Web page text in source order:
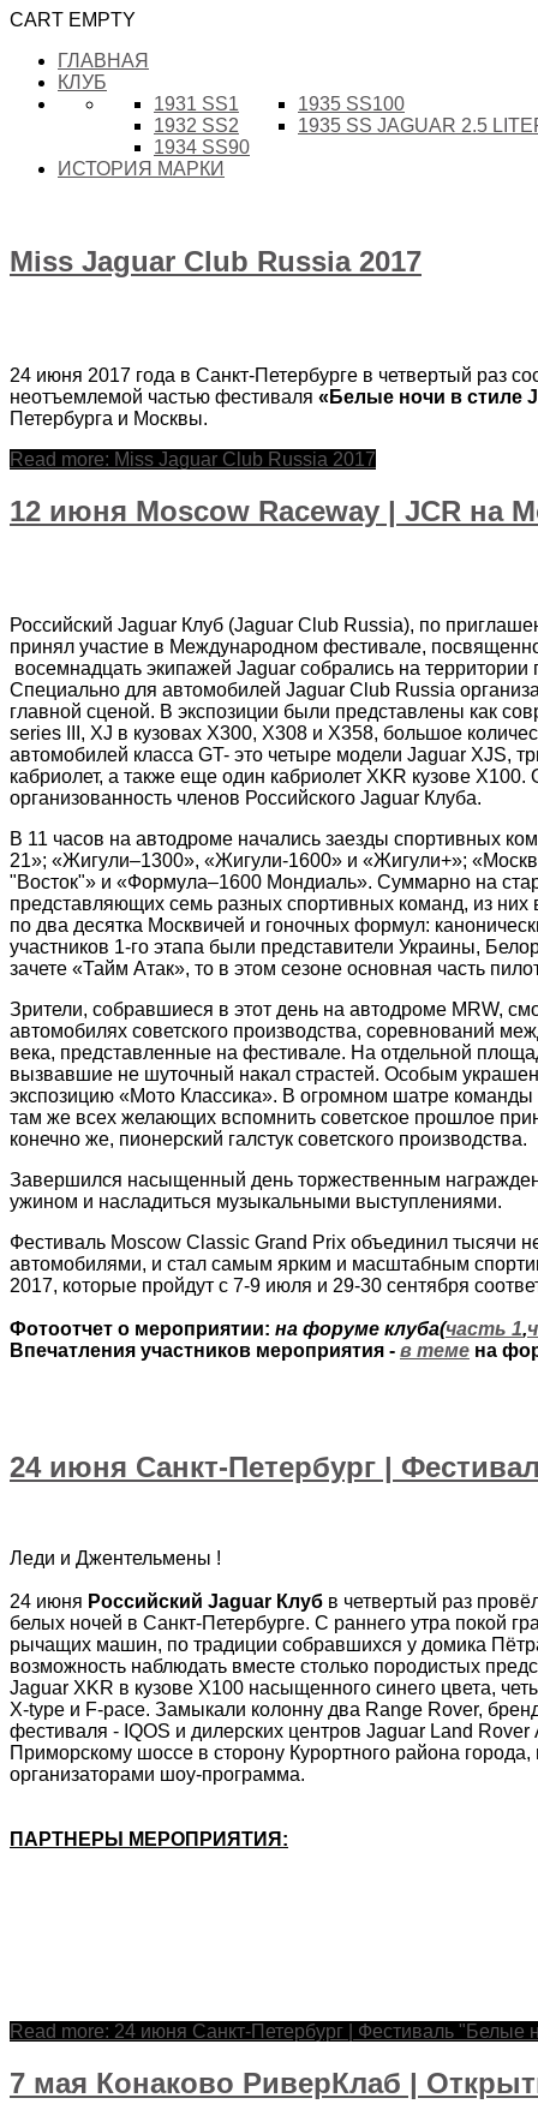
CART EMPTY
ГЛАВНАЯ
КЛУБ
1931 SS1
1932 SS2
1934 SS90
1935 SS100
1935 SS JAGUAR 2.5
ИСТОРИЯ МАРКИ
Miss Jaguar Club Russia 2017
24 июня 2017 года в Санкт-Петербурге в четвертый раз
неотъемлемой частью фестиваля «Белые ночи в стиле
Петербурга и Москвы.
Read more: Miss Jaguar Club Russia 2017
12 июня Moscow Raceway | JCR на
Российский Jaguar Клуб (Jaguar Club Russia), по
принял участие в Международном фестивале,
восемнадцать экипажей Jaguar собрались на
Специально для автомобилей Jaguar Club Russia
главной сценой. В экспозиции были представлены как
series III, XJ в кузовах Х300, Х308 и Х358, большое
автомобилей класса GT- это четыре модели Jaguar XJS,
кабриолет, а также еще один кабриолет XKR кузове
организованность членов Российского Jaguar Клуба.
В 11 часов на автодроме начались заезды спортивных
21»; «Жигули–1300», «Жигули-1600» и «Жигули+»;
"Восток"» и «Формула–1600 Мондиаль». Суммарно на
представляющих семь разных спортивных команд, из
по два десятка Москвичей и гоночных формул:
участников 1-го этапа были представители Украины,
зачете «Тайм Атак», то в этом сезоне основная часть
Зрители, собравшиеся в этот день на автодроме MRW,
автомобилях советского производства, соревнований
века, представленные на фестивале. На отдельной
вызвавшие не шуточный накал страстей. Особым
экспозицию «Мото Классика». В огромном шатре команды
там же всех желающих вспомнить советское прошлое
конечно же, пионерский галстук советского производства.
Завершился насыщенный день торжественным
ужином и насладиться музыкальными выступлениями.
Фестиваль Moscow Classic Grand Prix объединил тысячи
автомобилями, и стал самым ярким и масштабным
2017, которые пройдут с 7-9 июля и 29-30 сентября
Фотоотчет о мероприятии: на форуме клуба(часть 1,
Впечатления участников мероприятия - в теме на
24 июня Санкт-Петербург |
Леди и Джентельмены !
24 июня Российский Jaguar Клуб в четвертый раз
белых ночей в Санкт-Петербурге. С раннего утра покой
рычащих машин, по традиции собравшихся у домика
возможность наблюдать вместе столько породистых
Jaguar XKR в кузове X100 насыщенного синего цвета,
X-type и F-pace. Замыкали колонну два Range Rover,
фестиваля - IQOS и дилерских центров Jaguar Land
Приморскому шоссе в сторону Курортного района
организаторами шоу-программа.
ПАРТНЕРЫ МЕРОПРИЯТИЯ:
Read more: 24 июня Санкт-Петербург | Фестиваль "Белые
7 мая Конаково РиверКлаб |